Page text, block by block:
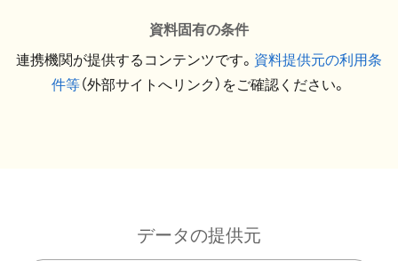
資料固有の条件
連携機関が提供するコンテンツです。 資料提供元の利用条
件等（外部サイトへリンク）をご確認ください。
データの提供元